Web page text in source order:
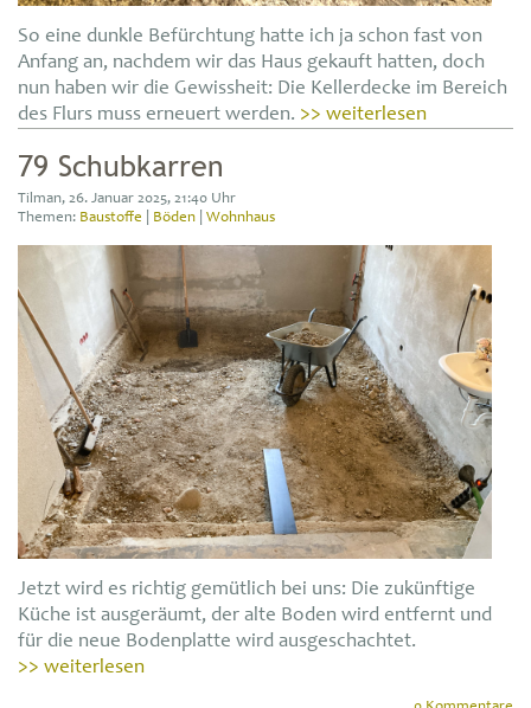
So eine dunkle Befürchtung hatte ich ja schon fast von
Anfang an, nachdem wir das Haus gekauft hatten, doch
nun haben wir die Gewissheit: Die Kellerdecke im Bereich
des Flurs muss erneuert werden. >> weiterlesen
79 Schubkarren
Tilman, 26. Januar 2025, 21:40 Uhr
Themen: Baustoffe Böden Wohnhaus
Jetzt wird es richtig gemütlich bei uns: Die zukünftige
Küche ist ausgeräumt, der alte Boden wird entfernt und
für die neue Bodenplatte wird ausgeschachtet.
>> weiterlesen